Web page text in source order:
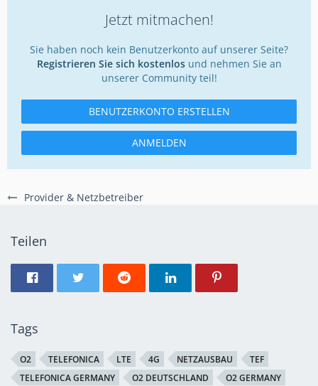
Provider & Netzbetreiber
Jetzt mitmachen!
Sie haben noch kein Benutzerkonto auf unserer Seite?
Registrieren Sie sich kostenlosund nehmen Sie an
unserer Community teil!
BENUTZERKONTO ERSTELLEN
ANMELDEN
Teilen
Tags
O2 TELEFONICA LTE 4G NETZAUSBAU
TEF
TELEFONICA GERMANY
O2 DEUTSCHLAND O2 GERMANY